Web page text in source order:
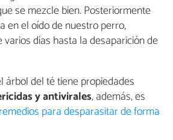
se mezcle bien. Posteriormente
en el oído de nuestro perro,
días hasta la desaparición de
árbol del té tiene propiedades
y antivirales, además, es
remedios para desparasitar de forma